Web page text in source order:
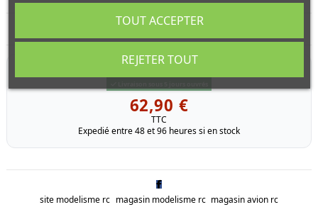
Moteur hors bord pour bateau jusqu'a 90cm de long
62,90 €
TTC
Expedié entre 48 et 96 heures si en stock
site modelisme rc magasin modelisme rc magasin avion rc
REJETER TOUT
TOUT ACCEPTER